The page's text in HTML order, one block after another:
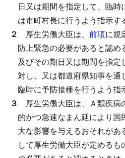
日又は期間を指定して、臨時
は市町村長に行うよう指示す
２ 厚生労働大臣は、 前項に規
防上緊急の必要があると認
及びその期日又は期間を指定
対し、又は都道府県知事を通
臨時に予防接種を行うよう指
３ 厚生労働大臣は、Ａ類疾病
的かつ急速なまん延により
大な影響を与えるおそれがあ
して厚生労働大臣が定める